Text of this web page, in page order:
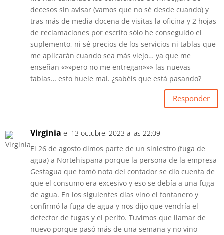
decesos sin avisar (vamos que no sé desde cuando) y
tras más de media docena de visitas la oficina y 2 hojas
de reclamaciones por escrito sólo he conseguido el
suplemento, ni sé precios de los servicios ni tablas que
me aplicarán cuando sea más viejo… ya que me
enseñan «»»pero no me entregan»»» las nuevas
tablas… esto huele mal. ¿sabéis que está pasando?
Responder
Virginia el 13 octubre, 2023 a las 22:09
El 26 de agosto dimos parte de un siniestro (fuga de
agua) a Nortehispana porque la persona de la empresa
Gestagua que tomó nota del contador se dio cuenta de
que el consumo era excesivo y eso se debía a una fuga
de agua. En los siguientes días vino el fontanero y
confirmó la fuga de agua y nos dijo que vendría el
detector de fugas y el perito. Tuvimos que llamar de
nuevo porque pasó más de una semana y no vino